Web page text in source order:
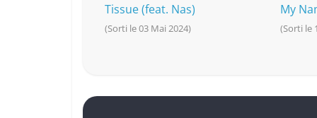
Tissue (feat. Nas)
(Sorti le 03 Mai 2024)
My
(Sorti le